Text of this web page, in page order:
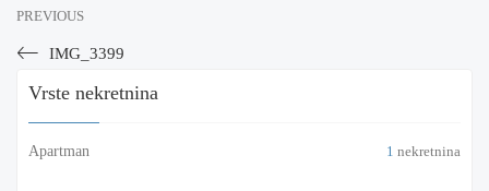
PREVIOUS
IMG_3399
Vrste nekretnina
Apartman 1 nekretnina